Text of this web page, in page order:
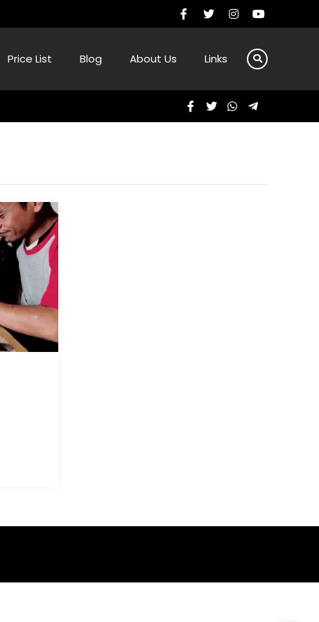
Price List Blog About Us Links